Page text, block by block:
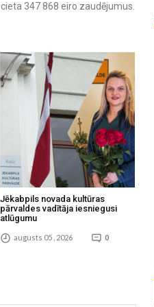
347 868 eiro zaudējumus.
Jēkabpils novada kultūras
pārvaldes vadītāja iesniegusi
atlūgumu
augusts 05 , 2026 0